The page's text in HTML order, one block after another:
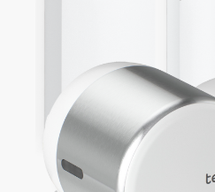
Business
Tedee GO2
LOJA